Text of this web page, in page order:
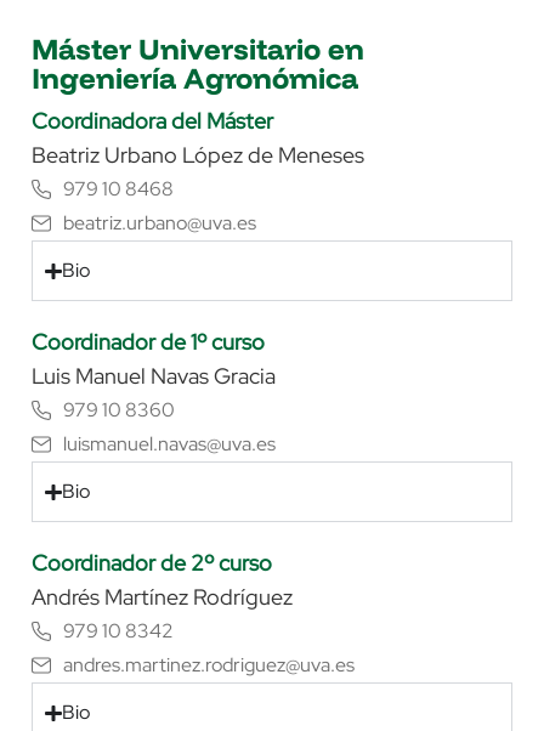
Máster Universitario en
Ingeniería Agronómica
Coordinadora del Máster
Beatriz Urbano López de Meneses
979 10 8468
beatriz.urbano@uva.es
Bio
Coordinador de 1º curso
Luis Manuel Navas Gracia
979 10 8360
luismanuel.navas@uva.es
Bio
Coordinador de 2º curso
Andrés Martínez Rodríguez
979 10 8342
andres.martinez.rodriguez@uva.es
Bio